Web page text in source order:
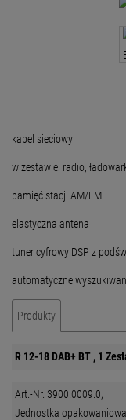
kabel sieciowy
w zestawie: radio,
pamięć stacji AM/FM
elastyczna antena
tuner cyfrowy DSP z
automatyczne
Produkty
R 12-18 DAB+ BT , 1
Art.-Nr. 3900.0009.0,
Jednostka